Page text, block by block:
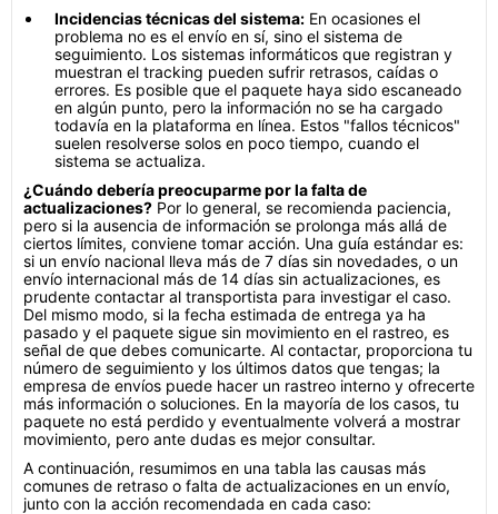
Incidencias técnicas del sistema: En ocasiones el
problema no es el envío en sí, sino el sistema de
seguimiento. Los sistemas informáticos que registran y
muestran el tracking pueden sufrir retrasos, caídas o
errores. Es posible que el paquete haya sido escaneado
en algún punto, pero la información no se ha cargado
todavía en la plataforma en línea. Estos "fallos técnicos"
suelen resolverse solos en poco tiempo, cuando el
sistema se actualiza.
¿Cuándo debería preocuparme por la falta de
actualizaciones? Por lo general, se recomienda paciencia,
pero si la ausencia de información se prolonga más allá de
ciertos límites, conviene tomar acción. Una guía estándar es:
si un envío nacional lleva más de 7 días sin novedades, o un
envío internacional más de 14 días sin actualizaciones, es
prudente contactar al transportista para investigar el caso.
Del mismo modo, si la fecha estimada de entrega ya ha
pasado y el paquete sigue sin movimiento en el rastreo, es
señal de que debes comunicarte. Al contactar, proporciona tu
número de seguimiento y los últimos datos que tengas; la
empresa de envíos puede hacer un rastreo interno y ofrecerte
más información o soluciones. En la mayoría de los casos, tu
paquete no está perdido y eventualmente volverá a mostrar
movimiento, pero ante dudas es mejor consultar.
A continuación, resumimos en una tabla las causas más
comunes de retraso o falta de actualizaciones en un envío,
junto con la acción recomendada en cada caso: